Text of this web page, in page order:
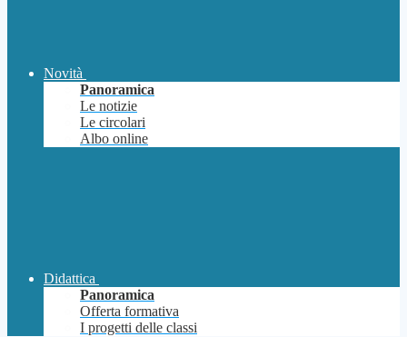
Novità
Panoramica
Le notizie
Le circolari
Albo online
Didattica
Panoramica
Offerta formativa
I progetti delle classi